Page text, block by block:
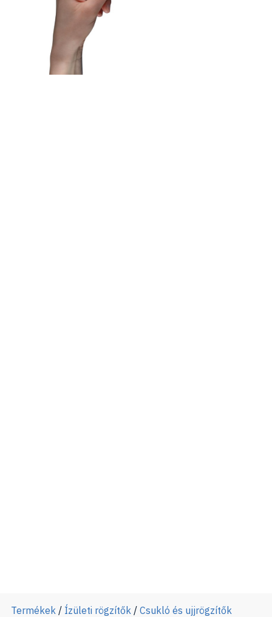
Termékek / Ízületi rögzítők / Csukló és ujjrögzítők